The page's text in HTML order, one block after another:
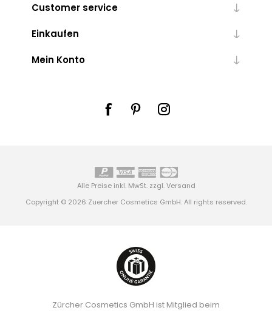
Customer service
Einkaufen
Mein Konto
Alle Preise inkl. MwSt. zzgl.Versand
Copyright © 2026 Zuercher Cosmetics GmbH. All rights reserved.
Zürcher Cosmetics GmbH ist Mitglied beim